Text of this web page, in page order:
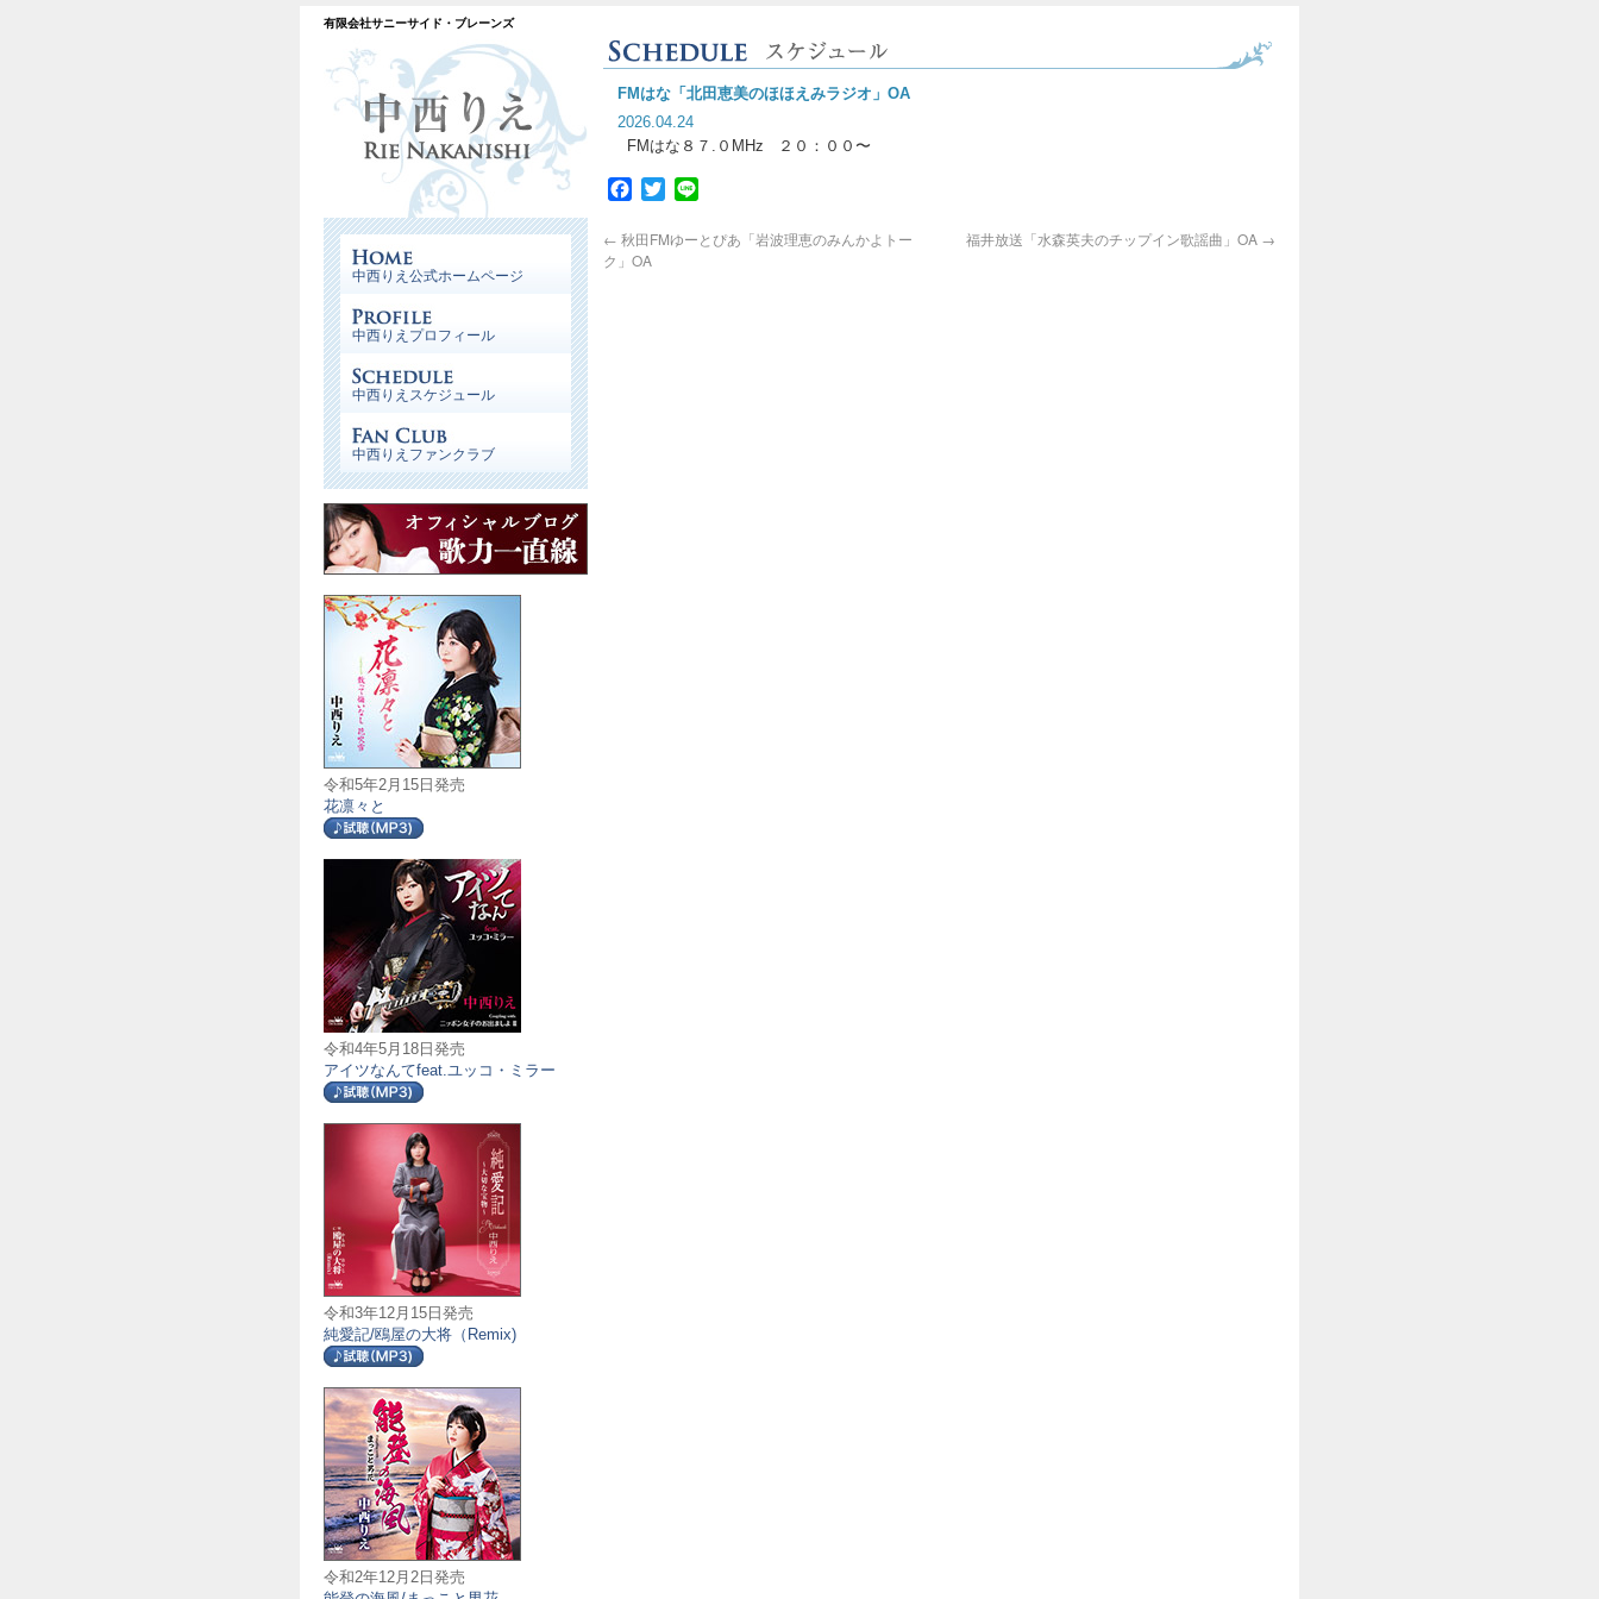
有限会社サニーサイド・ブレーンズ
FMはな「北田恵美のほほえみラジオ」OA
2026.04.24
FMはな８７.０MHz ２０：００〜
Facebook
Twitter
← 秋田FMゆーとぴあ「岩波理恵のみんかよトー
ク」OA
福井放送「水森英夫のチップイン歌謡曲」OA →
中西りえ公式ホームページ
中西りえプロフィール
中西りえスケジュール
中西りえファンクラブ
令和5年2月15日発売
花凛々と
令和4年5月18日発売
アイツなんてfeat.ユッコ・ミラー
令和3年12月15日発売
純愛記/鴎屋の大将（Remix)
令和2年12月2日発売